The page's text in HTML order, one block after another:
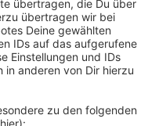
oder ganz
müssen die
Oberstadt und
als